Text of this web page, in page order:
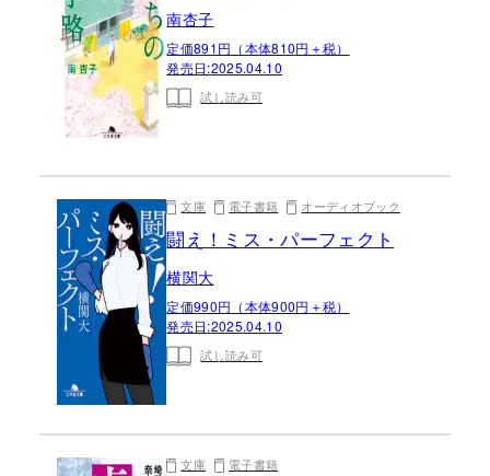
南杏子
定価891円（本体810円＋税）
発売日:2025.04.10
試し読み可
文庫 電子書籍 オーディオブック
闘え！ミス・パーフェクト
横関大
定価990円（本体900円＋税）
発売日:2025.04.10
試し読み可
文庫 電子書籍